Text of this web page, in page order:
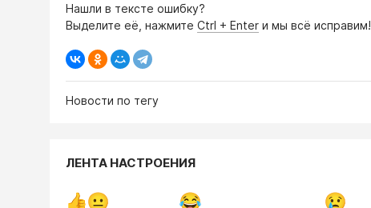
Нашли в тексте ошибку?
Выделите её, нажмите Ctrl + Enter и мы всё исправим!
Новости по тегу
ЛЕНТА НАСТРОЕНИЯ